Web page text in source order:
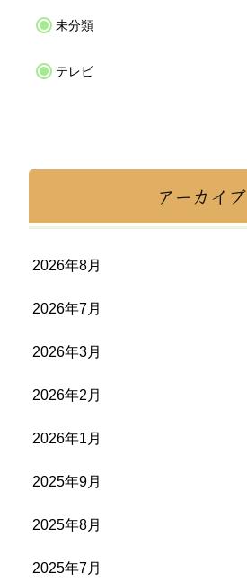
未分類
テレビ
アーカイブ
2026年8月
2026年7月
2026年3月
2026年2月
2026年1月
2025年9月
2025年8月
2025年7月